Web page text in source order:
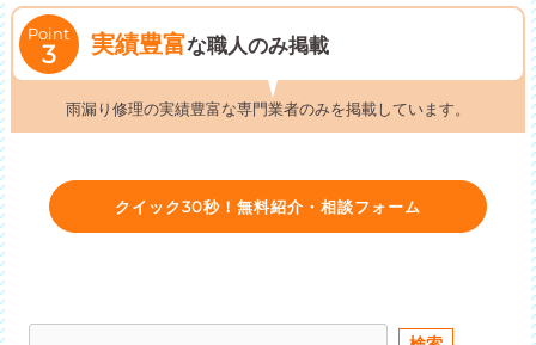
Point
3 実績豊富な職人のみ掲載
雨漏り修理の実績豊富な専門業者のみを掲載しています。
クイック30秒！無料紹介・相談フォーム